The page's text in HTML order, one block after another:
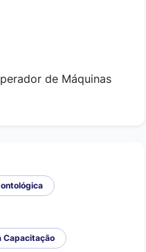
de Máquinas
Capacitação